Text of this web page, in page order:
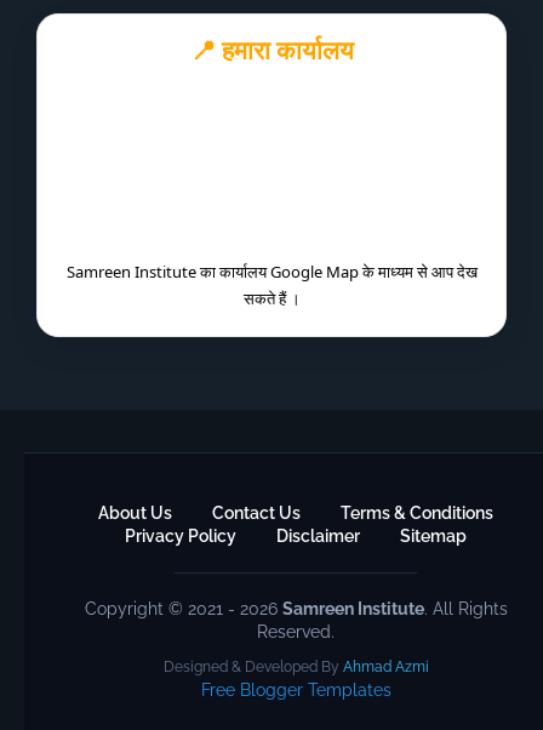
📍 हमारा कार्यालय
Samreen Institute का कार्यालय Google Map के माध्यम से आप देख
सकते हैं ।
About Us Contact Us
Terms & Conditions
Privacy Policy
Disclaimer Sitemap
Copyright © 2021 - 2026 Samreen Institute. All Rights
Reserved.
Designed & Developed By Ahmad Azmi
Free Blogger Templates